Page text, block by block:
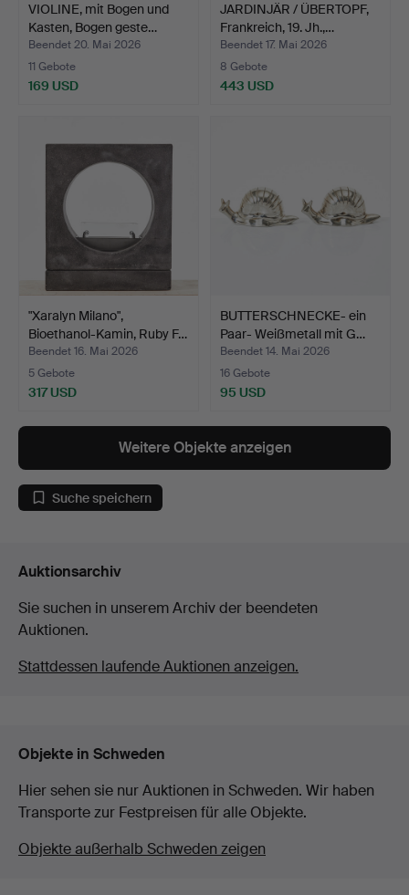
VIOLINE, mit Bogen und
Kasten, Bogen geste…
Beendet 20. Mai 2026
11 Gebote
169 USD
JARDINJÄR / ÜBERTOPF,
Frankreich, 19. Jh.,…
Beendet 17. Mai 2026
8 Gebote
443 USD
"Xaralyn Milano",
Bioethanol-Kamin, Ruby F…
Beendet 16. Mai 2026
5 Gebote
317 USD
BUTTERSCHNECKE- ein
Paar- Weißmetall mit G…
Beendet 14. Mai 2026
16 Gebote
95 USD
Weitere Objekte anzeigen
Suche speichern
Auktionsarchiv
Sie suchen in unserem Archiv der beendeten
Auktionen.
Stattdessen laufende Auktionen anzeigen.
Objekte in Schweden
Hier sehen sie nur Auktionen in Schweden. Wir haben
Transporte zur Festpreisen für alle Objekte.
Objekte außerhalb Schweden zeigen